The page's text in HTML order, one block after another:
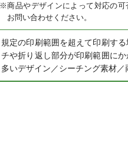
※商品やデザインによって対応の
お問い合わせください。
規定の印刷範囲を超えて印刷す
チや折り返し部分が印刷範囲に
多いデザイン／シーチング素材／